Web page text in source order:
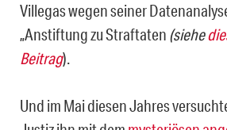
Villegas wegen seiner
„Anstiftung zu Straftaten (siehe
Beitrag).
Und im Mai diesen Jahres